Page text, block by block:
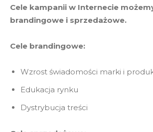
Cele kampanii w Internecie
brandingowe i sprzedażowe.
Cele brandingowe:
Wzrost świadomości marki i
Edukacja rynku
Dystrybucja treści